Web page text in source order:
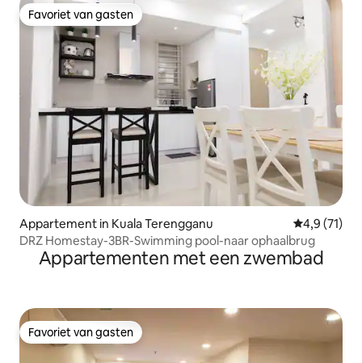
Favoriet van gasten
Favoriet van gasten
Appartement in Kuala Terengganu
4,9 (71)
DRZ Homestay-3BR-Swimming pool-naar ophaalbrug
Appartementen met een zwembad
Favoriet van gasten
Favoriet van gasten